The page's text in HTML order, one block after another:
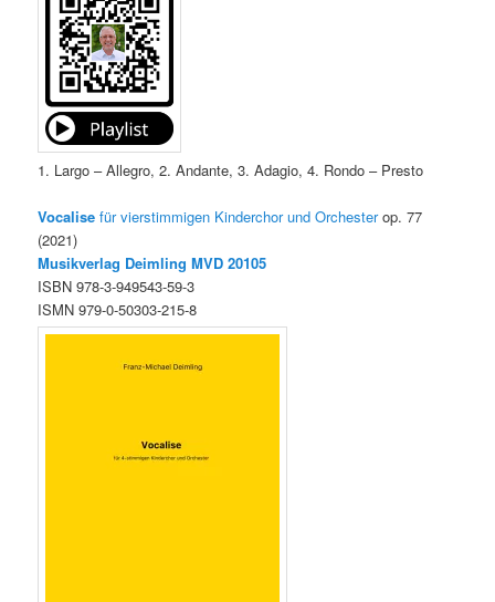
1. Largo – Allegro, 2. Andante, 3. Adagio, 4. Rondo – Presto
Vocalise für vierstimmigen Kinderchor und Orchesterop. 77
(2021)
Musikverlag Deimling MVD 20105
ISBN 978-3-949543-59-3
ISMN 979-0-50303-215-8